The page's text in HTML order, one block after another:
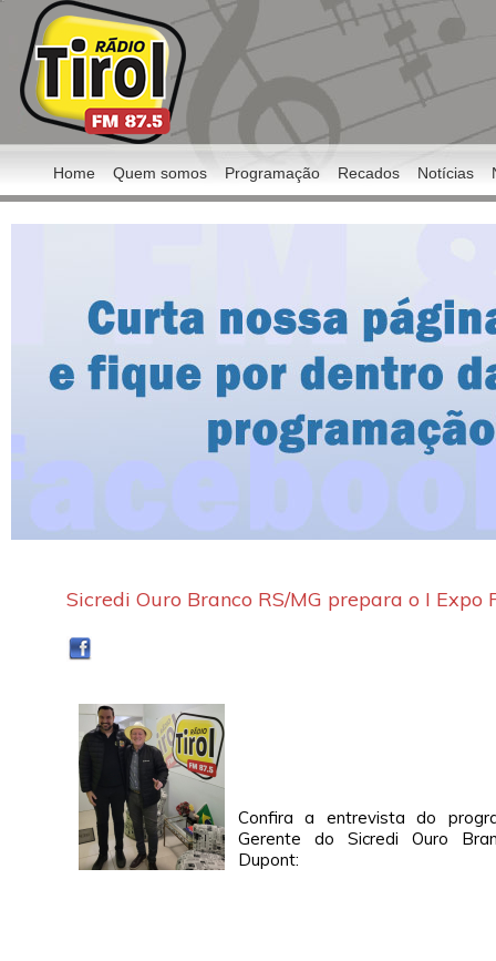
Home Quem somos Programação Recados Notícias
Sicredi Ouro Branco RS/MG prepara o I Expo
Confira a entrevista do
Gerente do Sicredi Ouro
Dupont: